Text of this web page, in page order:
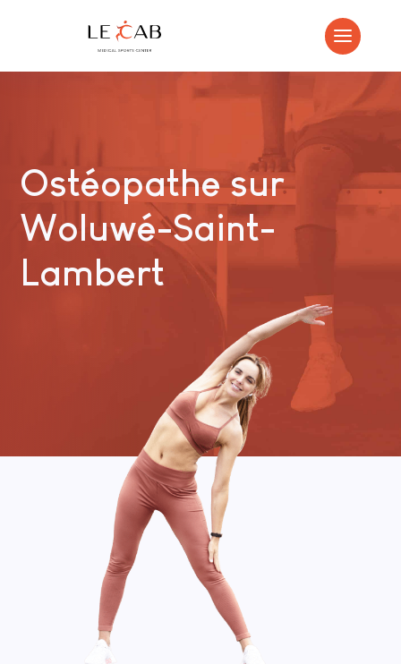
Ostéopathe sur
Woluwé-Saint-
Lambert